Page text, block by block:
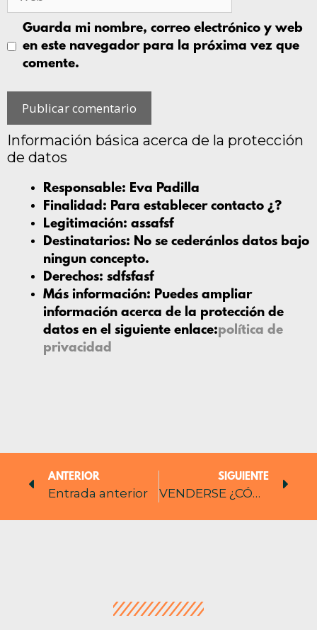
Guarda mi nombre, correo electrónico y web
en este navegador para la próxima vez que
comente.
Información básica acerca de la protección
de datos
Responsable: Eva Padilla
Finalidad: Para establecer contacto ¿?
Legitimación: assafsf
Destinatarios: No se cederánlos datos bajo
ningun concepto.
Derechos: sdfsfasf
Más información: Puedes ampliar
información acerca de la protección de
datos en el siguiente enlace:política de
privacidad
ANTERIOR
Entrada anterior
SIGUIENTE
VENDERSE ¿CÓMO? ¿POR CÚANTO? ¿POR QUÉ? ¿PARA QUÉ?